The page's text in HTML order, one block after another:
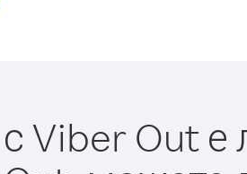
Viber Out е